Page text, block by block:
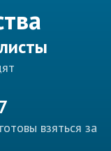
взяться за